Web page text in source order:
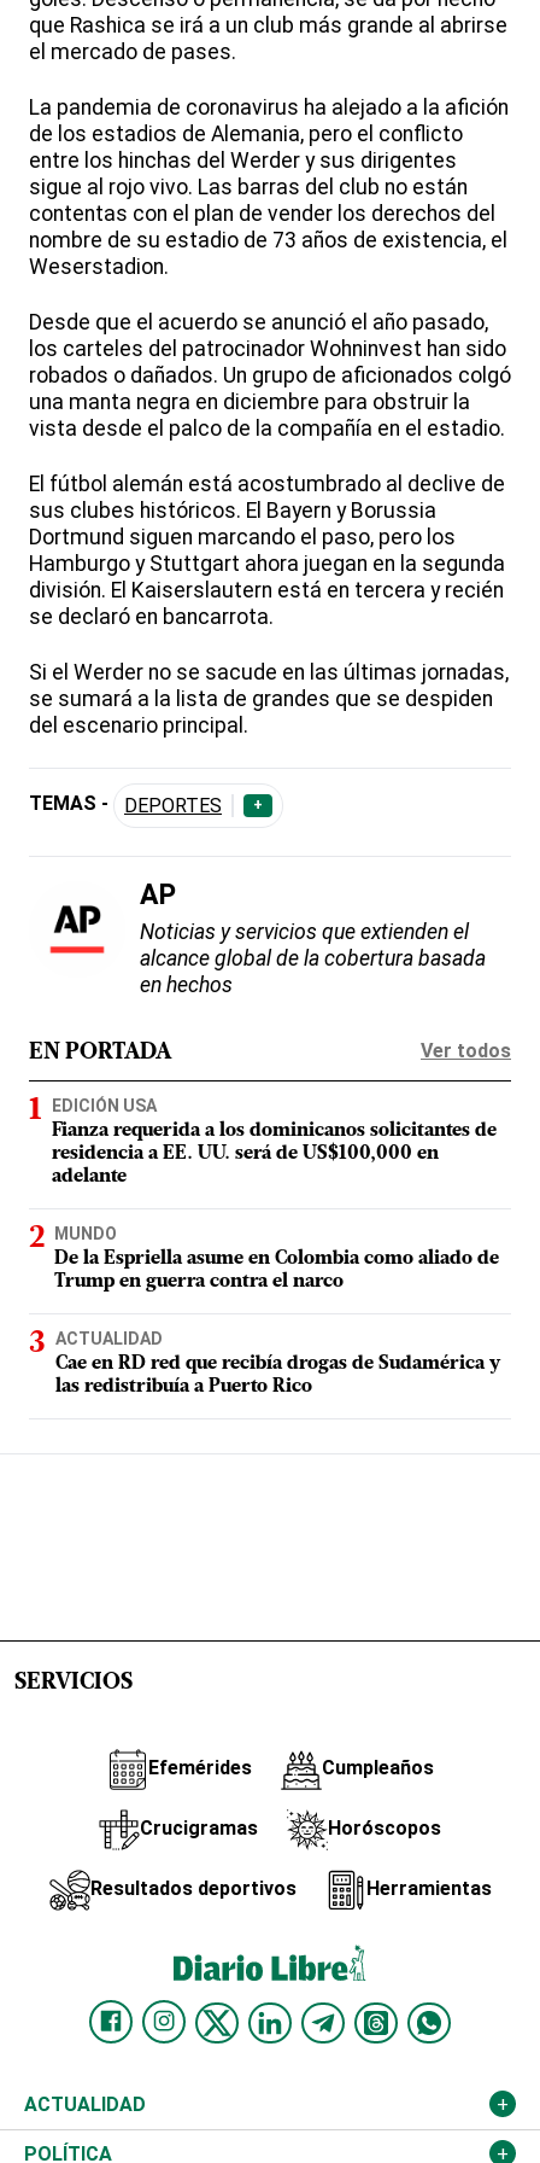
que Rashica se irá a un club más grande al abrirse
el mercado de pases.
La pandemia de coronavirus ha alejado a la afición
de los estadios de Alemania, pero el conflicto
entre los hinchas del Werder y sus dirigentes
sigue al rojo vivo. Las barras del club no están
contentas con el plan de vender los derechos del
nombre de su estadio de 73 años de existencia, el
Weserstadion.
Desde que el acuerdo se anunció el año pasado,
los carteles del patrocinador Wohninvest han sido
robados o dañados. Un grupo de aficionados colgó
una manta negra en diciembre para obstruir la
vista desde el palco de la compañía en el estadio.
El fútbol alemán está acostumbrado al declive de
sus clubes históricos. El Bayern y Borussia
Dortmund siguen marcando el paso, pero los
Hamburgo y Stuttgart ahora juegan en la segunda
división. El Kaiserslautern está en tercera y recién
se declaró en bancarrota.
Si el Werder no se sacude en las últimas jornadas,
se sumará a la lista de grandes que se despiden
del escenario principal.
TEMAS - DEPORTES +
AP
Noticias y servicios que extienden el
alcance global de la cobertura basada
en hechos
EN PORTADA Ver todos
EDICIÓN USA
Fianza requerida a los dominicanos solicitantes de
residencia a EE. UU. será de US$100,000 en
adelante
MUNDO
De la Espriella asume en Colombia como aliado de
Trump en guerra contra el narco
ACTUALIDAD
Cae en RD red que recibía drogas de Sudamérica y
las redistribuía a Puerto Rico
SERVICIOS
Efemérides Cumpleaños
Crucigramas Horóscopos
Resultados deportivos Herramientas
ACTUALIDAD
Nacional
POLÍTICA